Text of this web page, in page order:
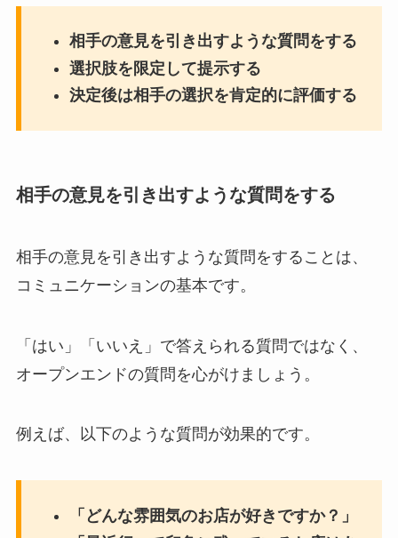
相手の意見を引き出すような質問をする
選択肢を限定して提示する
決定後は相手の選択を肯定的に評価する
相手の意見を引き出すような質問をする
相手の意見を引き出すような質問をすることは、
コミュニケーションの基本です。
「はい」「いいえ」で答えられる質問ではなく、
オープンエンドの質問を心がけましょう。
例えば、以下のような質問が効果的です。
「どんな雰囲気のお店が好きですか？」